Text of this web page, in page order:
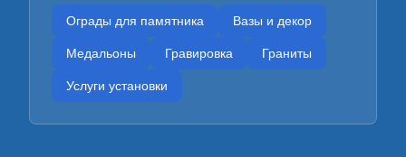
Ограды для памятника Вазы и декор
Медальоны Гравировка Граниты
Услуги установки